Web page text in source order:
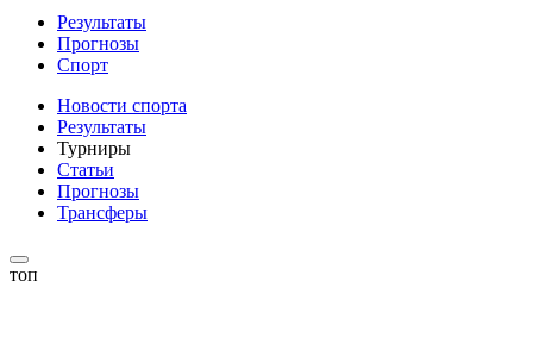
Результаты
Прогнозы
Спорт
Новости спорта
Результаты
Турниры
Статьи
Прогнозы
Трансферы
топ